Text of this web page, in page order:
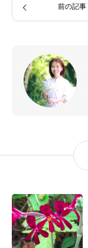
前の記事